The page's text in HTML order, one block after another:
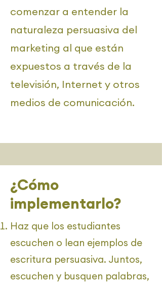
comenzar a entender la
naturaleza persuasiva del
marketing al que están
expuestos a través de la
televisión, Internet y otros
medios de comunicación.
¿Cómo
implementarlo?
Haz que los estudiantes
escuchen o lean ejemplos de
escritura persuasiva. Juntos,
escuchen y busquen palabras,